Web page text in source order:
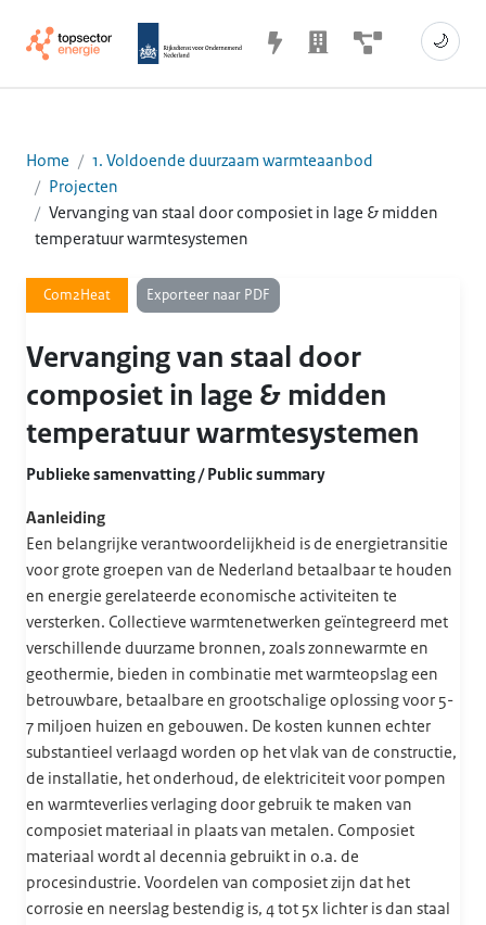
🌙
Home
1. Voldoende duurzaam warmteaanbod
Projecten
Vervanging van staal door composiet in lage & midden
temperatuur warmtesystemen
Com2Heat Exporteer naar PDF
Vervanging van staal door
composiet in lage & midden
temperatuur warmtesystemen
Publieke samenvatting / Public summary
Aanleiding
Een belangrijke verantwoordelijkheid is de energietransitie
voor grote groepen van de Nederland betaalbaar te houden
en energie gerelateerde economische activiteiten te
versterken. Collectieve warmtenetwerken geïntegreerd met
verschillende duurzame bronnen, zoals zonnewarmte en
geothermie, bieden in combinatie met warmteopslag een
betrouwbare, betaalbare en grootschalige oplossing voor 5-
7 miljoen huizen en gebouwen. De kosten kunnen echter
substantieel verlaagd worden op het vlak van de constructie,
de installatie, het onderhoud, de elektriciteit voor pompen
en warmteverlies verlaging door gebruik te maken van
composiet materiaal in plaats van metalen. Composiet
materiaal wordt al decennia gebruikt in o.a. de
procesindustrie. Voordelen van composiet zijn dat het
corrosie en neerslag bestendig is, 4 tot 5x lichter is dan staal